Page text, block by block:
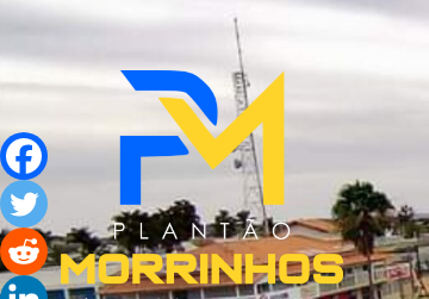
Skip
to
content